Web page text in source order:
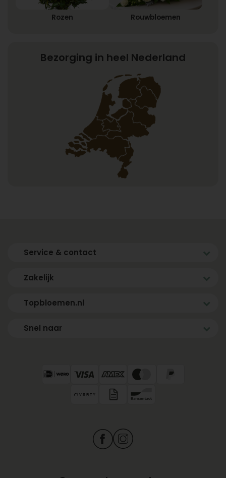
Rozen Rouwbloemen
Bezorging in heel Nederland
Service & contact
Zakelijk
Topbloemen.nl
Snel naar